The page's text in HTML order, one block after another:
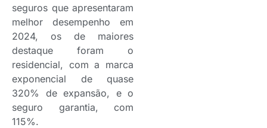
seguros que apresentaram
melhor desempenho em
2024, os de maiores
destaque foram o
residencial, com a marca
exponencial de quase
320% de expansão, e o
seguro garantia, com
115%.